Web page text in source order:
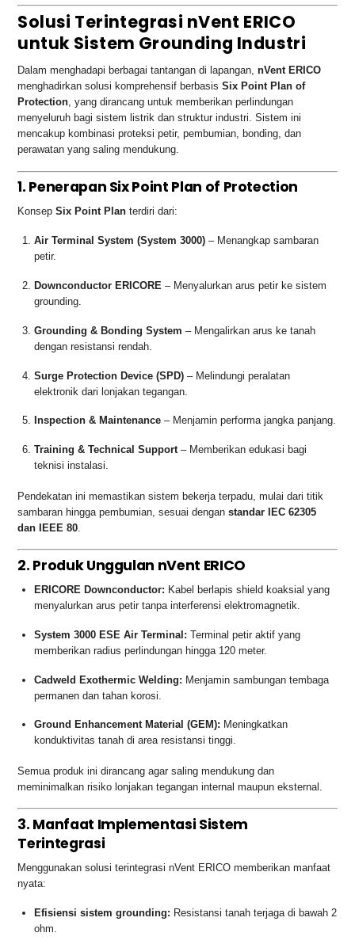
Solusi Terintegrasi nVent ERICO
untuk Sistem Grounding Industri
Dalam menghadapi berbagai tantangan di lapangan,nVent ERICO
menghadirkan solusi komprehensif berbasisSix Point Plan of
Protection , yang dirancang untuk memberikan perlindungan
menyeluruh bagi sistem listrik dan struktur industri. Sistem ini
mencakup kombinasi proteksi petir, pembumian, bonding, dan
perawatan yang saling mendukung.
1. Penerapan Six Point Plan of Protection
KonsepSix Point Plan terdiri dari:
Air Terminal System (System 3000) – Menangkap sambaran
petir.
Downconductor ERICORE – Menyalurkan arus petir ke sistem
grounding.
Grounding & Bonding System – Mengalirkan arus ke tanah
dengan resistansi rendah.
Surge Protection Device (SPD) – Melindungi peralatan
elektronik dari lonjakan tegangan.
Inspection & Maintenance – Menjamin performa jangka panjang.
Training & Technical Support– Memberikan edukasi bagi
teknisi instalasi.
Pendekatan ini memastikan sistem bekerja terpadu, mulai dari titik
sambaran hingga pembumian, sesuai denganstandar IEC 62305
dan IEEE 80
2. Produk Unggulan nVent ERICO
ERICORE Downconductor: Kabel berlapis shield koaksial yang
menyalurkan arus petir tanpa interferensi elektromagnetik.
System 3000 ESE Air Terminal: Terminal petir aktif yang
memberikan radius perlindungan hingga 120 meter.
Cadweld Exothermic Welding: Menjamin sambungan tembaga
permanen dan tahan korosi.
Ground Enhancement Material (GEM): Meningkatkan
konduktivitas tanah di area resistansi tinggi.
Semua produk ini dirancang agar saling mendukung dan
meminimalkan risiko lonjakan tegangan internal maupun eksternal.
3. Manfaat Implementasi Sistem
Terintegrasi
Menggunakan solusi terintegrasi nVent ERICO memberikan manfaat
nyata:
Efisiensi sistem grounding: Resistansi tanah terjaga di bawah 2
ohm.